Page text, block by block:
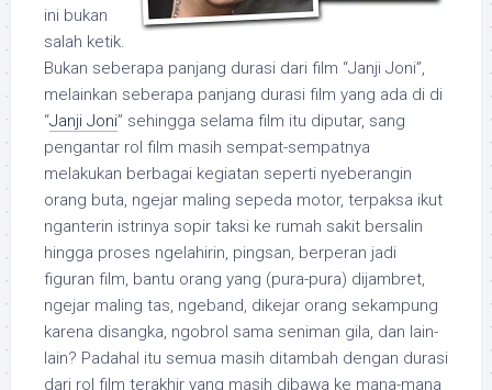
ini bukan
salah ketik.
Bukan seberapa panjang durasi dari film “Janji Joni”,
melainkan seberapa panjang durasi film yang ada di di
“Janji Joni” sehingga selama film itu diputar, sang
pengantar rol film masih sempat-sempatnya
melakukan berbagai kegiatan seperti nyeberangin
orang buta, ngejar maling sepeda motor, terpaksa ikut
nganterin istrinya sopir taksi ke rumah sakit bersalin
hingga proses ngelahirin, pingsan, berperan jadi
figuran film, bantu orang yang (pura-pura) dijambret,
ngejar maling tas, ngeband, dikejar orang sekampung
karena disangka, ngobrol sama seniman gila, dan lain-
lain? Padahal itu semua masih ditambah dengan durasi
dari rol film terakhir yang masih dibawa ke mana-mana